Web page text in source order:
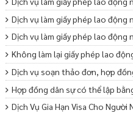
Dịch vụ làm giấy phép lao động
Dịch vụ làm giấy phép lao động
Không làm lại giấy phép lao
Dịch vụ soạn thảo đơn, hợp
Hợp đồng dân sự có thể lập
Dịch Vụ Gia Hạn Visa Cho Người